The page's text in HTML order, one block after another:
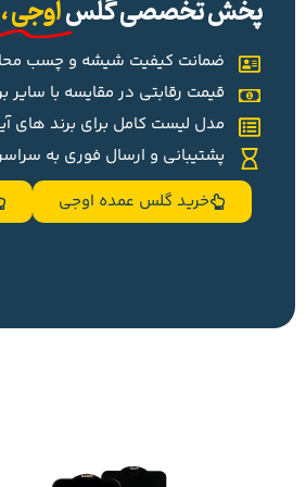
پخش تخصصی گلساوجی
ضمانت کیفیت شیشه و چسب
قیمت رقابتی در مقایسه با سایر
مدل لیست کامل برای برند های
پشتیبانی و ارسال فوری به
خرید گلس عمده اوجی